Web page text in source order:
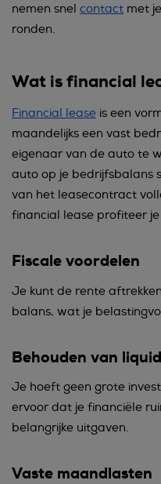
nemen snel contact met
ronden.
Wat is financial
Financial lease is een
maandelijks een vast
eigenaar van de auto te
auto op je bedrijfsbalans
van het leasecontract
financial lease profiteer
Fiscale voordelen
Je kunt de rente
balans, wat je
Behouden van
Je hoeft geen grote
ervoor dat je financiële
belangrijke uitgaven.
Vaste maandlasten